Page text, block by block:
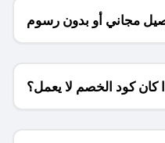
مجاني أو بدون رسوم
الشحن ؟
كان كود الخصم لا يعمل؟